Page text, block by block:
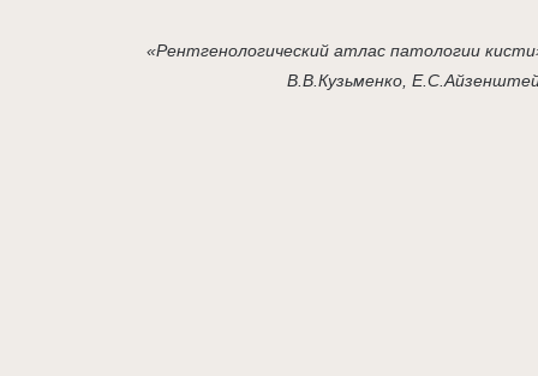
«Рентгенологический атлас патологии
В.В.Кузьменко,